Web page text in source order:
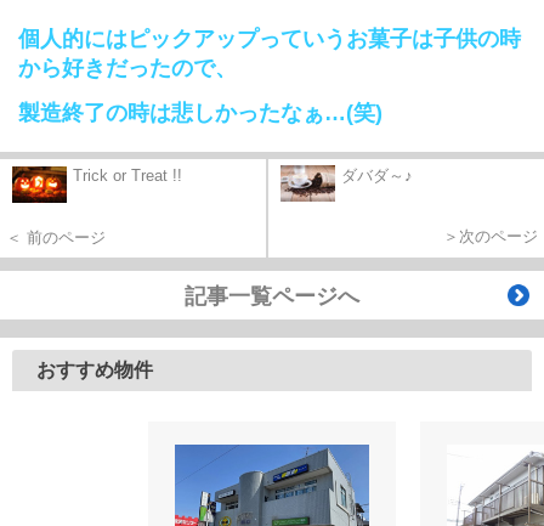
個人的にはピックアップっていうお菓子は子供の時
から好きだったので、
製造終了の時は悲しかったなぁ…(笑)
Trick or Treat !!
＜ 前のページ
ダバダ～♪
＞次のページ
記事一覧ページへ
おすすめ物件